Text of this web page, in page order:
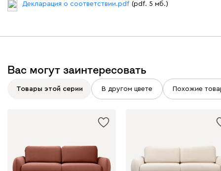
Декларация о соответствии.pdf (pdf. 5 мб.)
Вас могут заинтересовать
Товары этой серии В другом цвете Похожие